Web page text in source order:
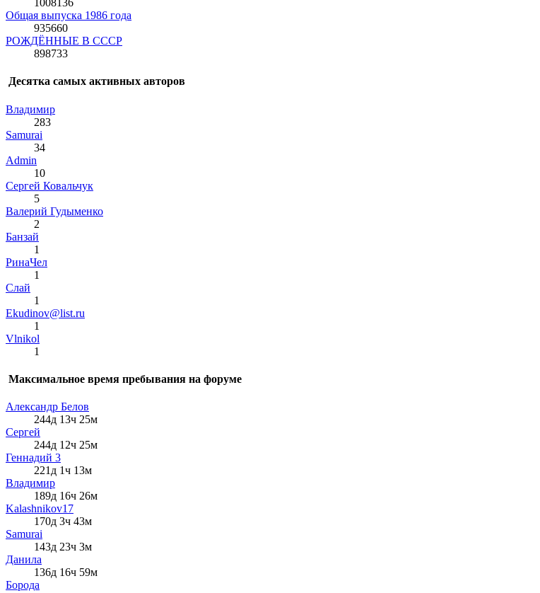
1008136
Общая выпуска 1986 года
935660
РОЖДЁННЫЕ В СССР
898733
Десятка самых активных авторов
Влaдимир
283
Samurai
34
Admin
10
Сергей Ковальчук
5
Валерий Гудыменко
2
Банзай
1
РинаЧел
1
Слай
1
Ekudinov@list.ru
1
Vlnikol
1
Максимальное время пребывания на форуме
Александр Белов
244д 13ч 25м
Сергей
244д 12ч 25м
Геннадий 3
221д 1ч 13м
Влaдимир
189д 16ч 26м
Kalashnikov17
170д 3ч 43м
Samurai
143д 23ч 3м
Данила
136д 16ч 59м
Борода